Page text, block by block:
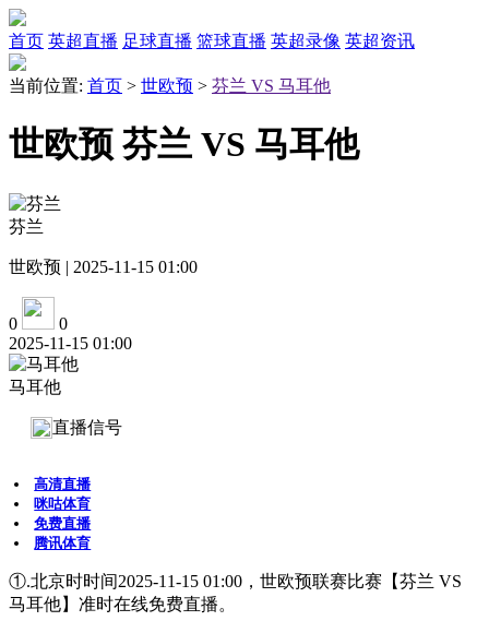
首页 英超直播 足球直播 篮球直播 英超录像 英超资讯
当前位置: 首页 > 世欧预 > 芬兰 VS 马耳他
世欧预 芬兰 VS 马耳他
芬兰
世欧预 | 2025-11-15 01:00
0
0
2025-11-15 01:00
马耳他
直播信号
高清直播
咪咕体育
免费直播
腾讯体育
①.北京时时间2025-11-15 01:00，世欧预联赛比赛【芬兰 VS
马耳他】准时在线免费直播。